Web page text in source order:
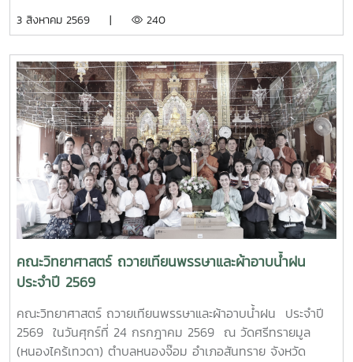
ประธานในพิธีเปิด โครงการอบรมเชิงปฏิบัติการควบคุมแขนกล
ครู และนักศึกษา แผนกวิชาเทคนิคการผลิต เข้าร่วมการอบรม
อย่างพร้อมเพรียง การอบรมครั้งนี้ได้รับเกียรติจาก ผู้ช่วย
ศาสตราจารย์ ดร.กนกวรรณ กรรเชียง และรองศาสตราจารย์
ดร.ชูพงษ์ ภาคภูมิ วิทยากรผู้ทรงคุณวุฒิจาก คณะวิทยาศาสตร์
มหาวิทยาลัยแม่โจ้ มาให้ความรู้ทั้งภาคทฤษฎีและภาคปฏิบัติเกี่ยว
กับการควบคุมแขนกลหุ่นยนต์ การประยุกต์ใช้งานในภาค
อุตสาหกรรม ตลอดจนการใช้งานเทคโนโลยีระบบอัตโนมัติ เพื่อให้
นักศึกษาได้เรียนรู้จากประสบการณ์จริงและสามารถนำองค์ความ
รู้ไปประยุกต์ใช้ในการเรียนและการประกอบอาชีพในอนาคต โดย
โครงการดังกล่าวมีวัตถุประสงค์เพื่อพัฒนาสมรรถนะด้าน
เทคโนโลยีและระบบอัตโนมัติ เสริมสร้างทักษะวิชาชีพที่สอดคล้อง
กับความต้องการของภาคอุตสาหกรรมยุคใหม่ พร้อมยกระดับ
ศักยภาพผู้เรียนให้มีความพร้อมเข้าสู่การทำงานในอุตสาหกรรม
4.0MTP : "ผู้นำการผลิตและพัฒนากำลังคนอาชีวศึกษาเฉพาะ
ทางสมรรรถนะสูง" 32 ปี MTP รั้ว ชมพู - ฟ้าดูรูปเพิ่มเติม :
https://drive.google.com/drive/folders/
3 สิงหาคม 2569 | 240
คณะวิทยาศาสตร์ ถวายเทียนพรรษาและผ้าอาบน้ำฝน
ประจำปี 2569
คณะวิทยาศาสตร์ ถวายเทียนพรรษาและผ้าอาบน้ำฝน ประจำปี
2569 ในวันศุกร์ที่ 24 กรกฎาคม 2569 ณ วัดศรีทรายมูล
(หนองไคร้เทวดา) ตำบลหนองจ๊อม อำเภอสันทราย จังหวัด